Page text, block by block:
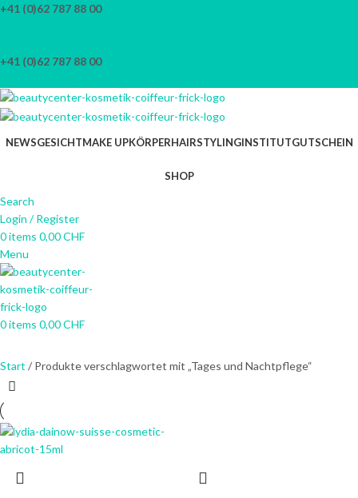
Skip to navigation
+41 (0)62 787 88 00
+41 (0)62 787 88 00
NEWSGESICHTMAKE UPKÖRPERHAIRSTYLINGINSTITUTGUTSCHEIN
SHOP
Search
Login / Register
0items 0,00CHF
Menu
0items 0,00CHF
Start Produkte verschlagwortet mit „Tages und Nachtpflege“